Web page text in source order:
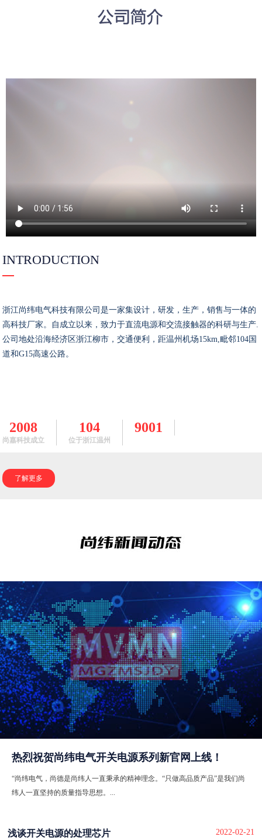
INTRODUCTION
浙江尚纬电气科技有限公司是一家集设计，研发，生产，销售与一体的
高科技厂家。自成立以来，致力于直流电源和交流接触器的科研与生产.
公司地处沿海经济区浙江柳市，交通便利，距温州机场15km,毗邻104国
道和G15高速公路。
2008
尚嘉科技成立
104
位于浙江温州
9001
了解更多
热烈祝贺尚纬电气开关电源系列新官网上线！
“尚纬电气，尚德是尚纬人一直秉承的精神理念。“只做高品质产品”是我们尚
纬人一直坚持的质量指导思想。...
浅谈开关电源的处理芯片 2022-02-21